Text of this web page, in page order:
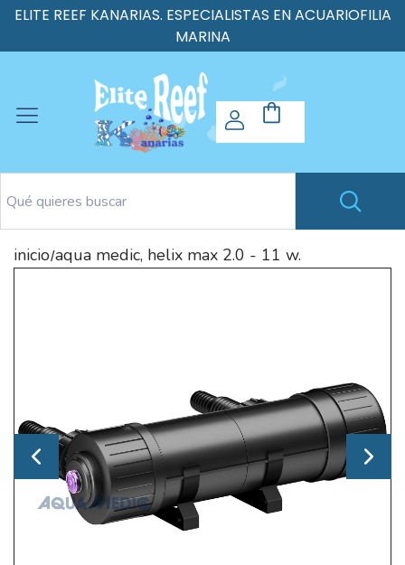
ELITE REEF KANARIAS. ESPECIALISTAS EN ACUARIOFILIA
MARINA
inicio/aqua medic, helix max 2.0 - 11 w.